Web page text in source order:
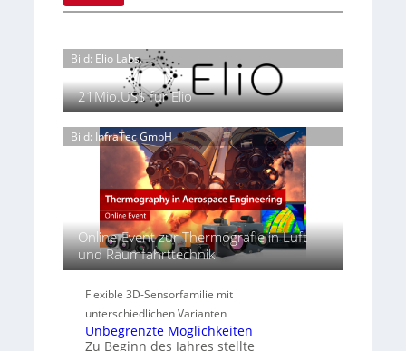
h
0
2
6
c
h
a
n
e
a
c
t
s
S
r
i
e
s
k
r
ä
s
e
n
z
E
M
E
A
-
e
g
i
H
m
e
p
a
g
e
‚
p
e
r
s
p
t
r
Bild: Elio Labs.
21Mio.US$ für Elio
Bild: InfraTec GmbH
Online-Event zur Thermografie in Luft-
und Raumfahrttechnik
Flexible 3D-Sensorfamilie mit
unterschiedlichen Varianten
Unbegrenzte Möglichkeiten
Zu Beginn des Jahres stellte